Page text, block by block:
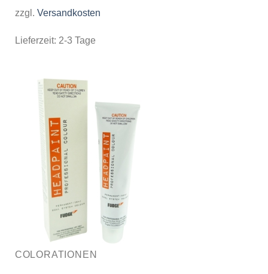
zzgl. Versandkosten
Lieferzeit: 2-3 Tage
COLORATIONEN